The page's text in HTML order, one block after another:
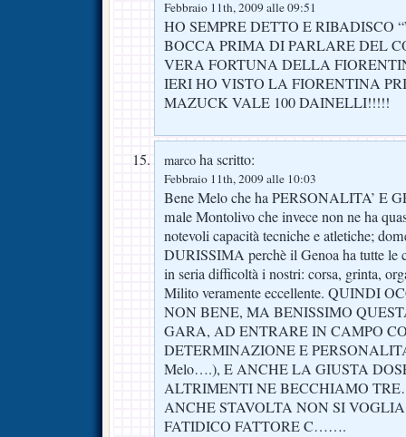
Febbraio 11th, 2009 alle 09:51
HO SEMPRE DETTO E RIBADISCO
BOCCA PRIMA DI PARLARE DEL
VERA FORTUNA DELLA
IERI HO VISTO LA FIORENTINA
MAZUCK VALE 100 DAINELLI!!!!!
marco ha scritto:
Febbraio 11th, 2009 alle 10:03
Bene Melo che ha PERSONALITA’ E
male Montolivo che invece non ne ha
notevoli capacità tecniche e atletiche;
DURISSIMA perchè il Genoa ha tutte le
in seria difficoltà i nostri: corsa, grinta,
Milito veramente eccellente. QUINDI
NON BENE, MA BENISSIMO
GARA, AD ENTRARE IN CAMPO
DETERMINAZIONE E
Melo….), E ANCHE LA GIUSTA
ALTRIMENTI NE BECCHIAMO
ANCHE STAVOLTA NON SI
FATIDICO FATTORE C…….